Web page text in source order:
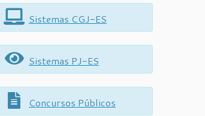
Sistemas CGJ-ES
Sistemas PJ-ES
Concursos Públicos